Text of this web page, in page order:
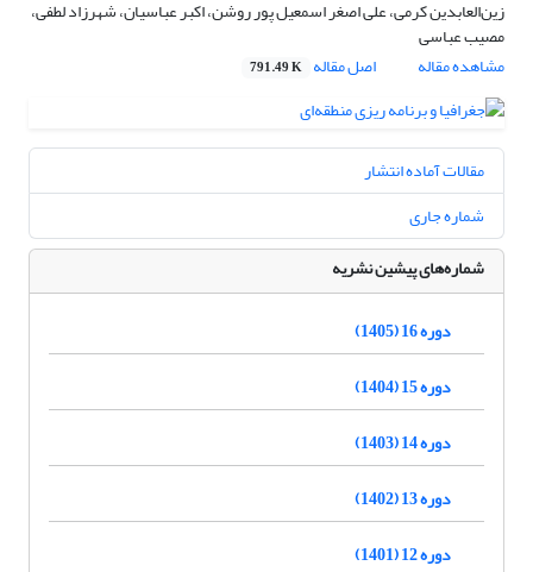
زین‌العابدین کرمی، علی اصغر اسمعیل پور روشن، اکبر عباسیان، شهرزاد لطفی،
مصیب عباسی
مشاهده مقاله
اصل مقاله 791.49 K
مقالات آماده انتشار
شماره جاری
شماره‌های پیشین نشریه
دوره 16 (1405)
دوره 15 (1404)
دوره 14 (1403)
دوره 13 (1402)
دوره 12 (1401)